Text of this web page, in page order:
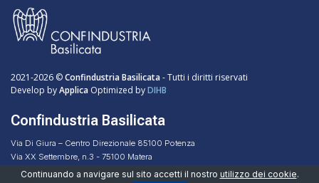
2021-2026 ©Confindustria Basilicata- Tutti i diritti riservati
Develop byApplica Optimized byDIHB
Confindustria Basilicata
Via Di Giura – Centro Direzionale 85100 Potenza
Via XX Settembre, n.3 - 75100 Matera
Codice Fiscale 96051160768
Continuando a navigare sul sito accetti il nostro utilizzo dei cookie.